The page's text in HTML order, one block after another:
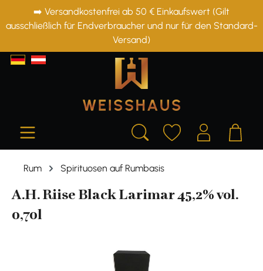
springen
➡️ Versandkostenfrei ab 50 € Einkaufswert (Gilt
ausschließlich für Endverbraucher und nur für den Standard-
Versand)
Rum Spirituosen auf Rumbasis
A.H. Riise Black Larimar 45,2% vol.
0,70l
Bildergalerie überspringen